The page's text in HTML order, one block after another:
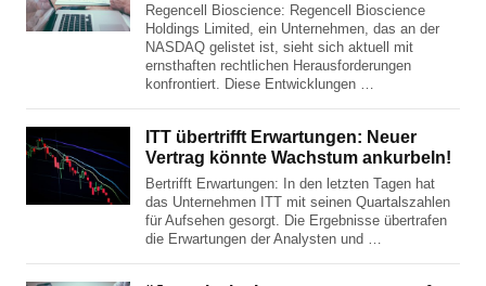
Regencell Bioscience: Regencell Bioscience
Holdings Limited, ein Unternehmen, das an der
NASDAQ gelistet ist, sieht sich aktuell mit
ernsthaften rechtlichen Herausforderungen
konfrontiert. Diese Entwicklungen …
ITT übertrifft Erwartungen: Neuer
Vertrag könnte Wachstum ankurbeln!
Bertrifft Erwartungen: In den letzten Tagen hat
das Unternehmen ITT mit seinen Quartalszahlen
für Aufsehen gesorgt. Die Ergebnisse übertrafen
die Erwartungen der Analysten und …